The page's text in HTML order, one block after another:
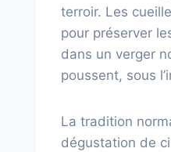
terroir. Les
pour préserver
dans un verger
poussent, sous
La tradition
dégustation de